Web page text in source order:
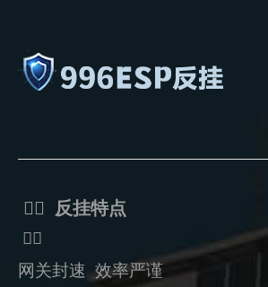
ᅟᅠ 反挂特点
ᅟᅠ
网关封速 效率严谨